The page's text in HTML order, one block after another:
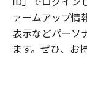
ァームアップ情
表示などパーソ
ます。ぜひ、お